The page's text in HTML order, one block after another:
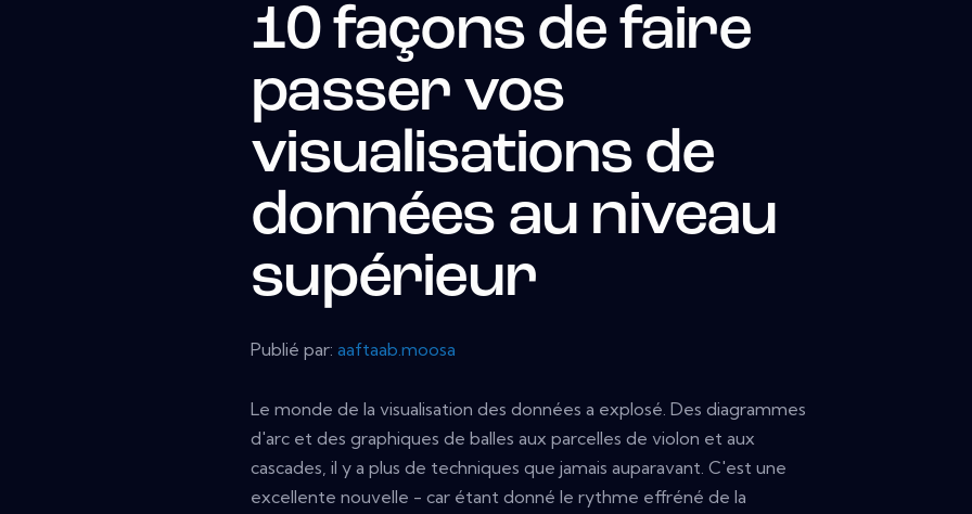
10 façons de faire
passer vos
visualisations de
données au niveau
supérieur
Publié par:aaftaab.moosa
Le monde de la visualisation des données a explosé. Des diagrammes
d'arc et des graphiques de balles aux parcelles de violon et aux
cascades, il y a plus de techniques que jamais auparavant. C'est une
excellente nouvelle - car étant donné le rythme effréné de la